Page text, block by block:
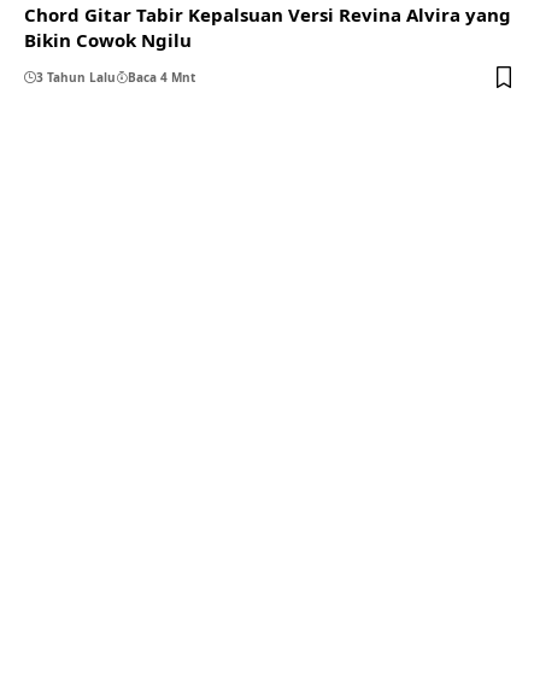
Chord Gitar Tabir Kepalsuan Versi Revina Alvira yang
Bikin Cowok Ngilu
3 Tahun Lalu Baca 4 Mnt